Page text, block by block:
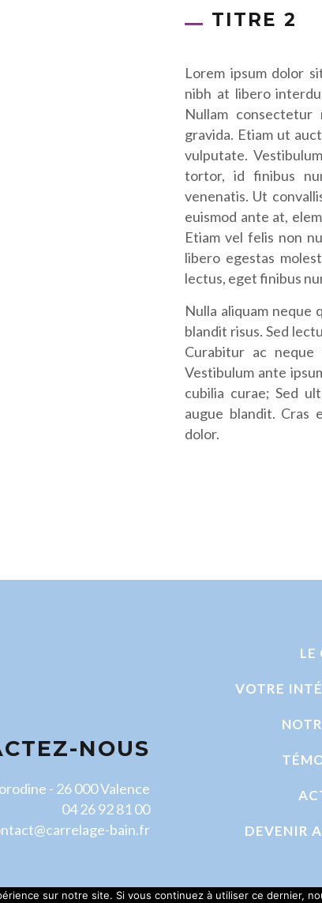
TITRE 2
Lorem ipsum dolor
nibh at libero
Nullam consectetur
gravida. Etiam ut
vulputate.
tortor, id finibus
venenatis. Ut
euismod ante at,
Etiam vel felis non
libero egestas
lectus, eget finibus
Nulla aliquam neque
blandit risus. Sed
Curabitur ac
Vestibulum ante
cubilia curae; Sed
augue blandit. Cras
dolor.
NOUS
- 26 000 Valence
04 26 92 81 00
bain.fr
LE
VOTRE
DEVENIR
sur notre site. Si vous continuez à utiliser ce dernier,